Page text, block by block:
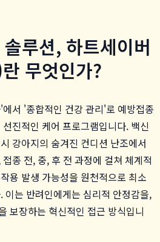
루션, 하트세이버
무엇인가?
서 '종합적인 건강 관리'로 예방접종
진적인 케어 프로그램입니다. 백신
강아지의 숨겨진 컨디션 난조에서
종 전, 중, 후 전 과정에 걸쳐 체계적
용 발생 가능성을 원천적으로 최소
이는 반려인에게는 심리적 안정감을,
보장하는 혁신적인 접근 방식입니